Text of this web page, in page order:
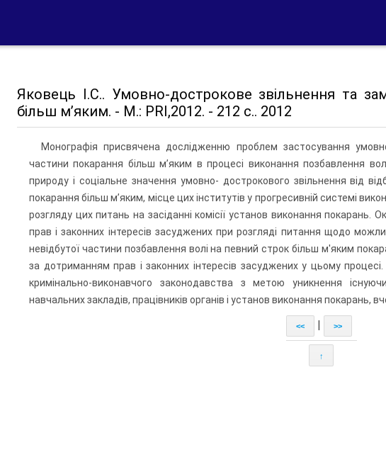
Яковець І.С.. Умовно-дострокове звільнення та
більш м’яким. - М.: PRI,2012. - 212 с.. 2012
Монографія присвячена дослідженню проблем застосування
частини покарання більш м’яким в процесі виконання позбавлення
природу і соціальне значення умовно- дострокового звільнення від
покарання більш м’яким, місце цих інститутів у прогресивній системі
розгляду цих питань на засіданні комісії установ виконання покарань.
прав і законних інтересів засуджених при розгляді питання щодо
невідбутої частини позбавлення волі на певний строк більш м'яким
за дотриманням прав і законних інтересів засуджених у цьому
кримінально-виконавчого законодавства з метою уникнення
навчальних закладів, працівників органів і установ виконання покарань,
<< >>
↑